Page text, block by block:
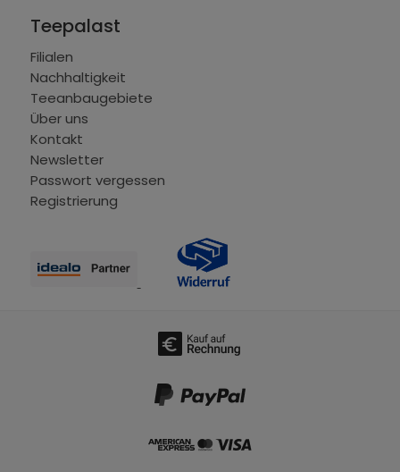
Teepalast
Filialen
Nachhaltigkeit
Teeanbaugebiete
Über uns
Kontakt
Newsletter
Passwort vergessen
Registrierung